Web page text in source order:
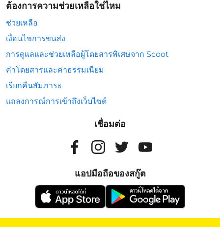
ต้องการความช่วยเหลือใช่ไหม
ช่วยเหลือ
เงื่อนไขการขนส่ง
การดูแลและช่วยเหลือผู้โดยสารพิเศษจาก Scoot
ค่าโดยสารและค่าธรรมเนียม
เรียกคืนสัมภาระ
แถลงการณ์การเข้าถึงเว็บไซต์
เชื่อมต่อ
แอปมือถือของสกู๊ต